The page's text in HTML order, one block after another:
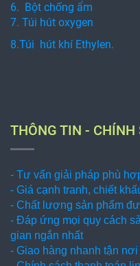
6. Bột chống ẩm
7. Túi hút oxygen
8.Túi hút khí Ethylen.
THÔNG TIN - CHÍNH
- Tư vấn giải pháp phù
- Giá cạnh tranh, chiết
- Chất lượng sản phẩm
- Đáp ứng mọi quy cách
gian ngắn nhất
- Giao hàng nhanh tận nơi